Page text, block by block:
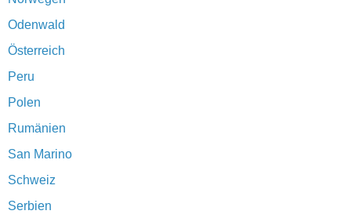
Odenwald
Österreich
Peru
Polen
Rumänien
San Marino
Schweiz
Serbien